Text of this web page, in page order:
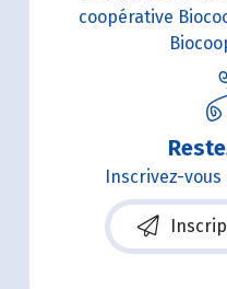
coopérative
Inscrivez-